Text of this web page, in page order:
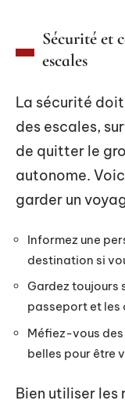
Sécurité et
escales
La sécurité
des escales,
de quitter le
autonome.
garder un
Informez une
destination si
Gardez toujours
passeport et les
Méfiez-vous
belles pour être
Bien utiliser les